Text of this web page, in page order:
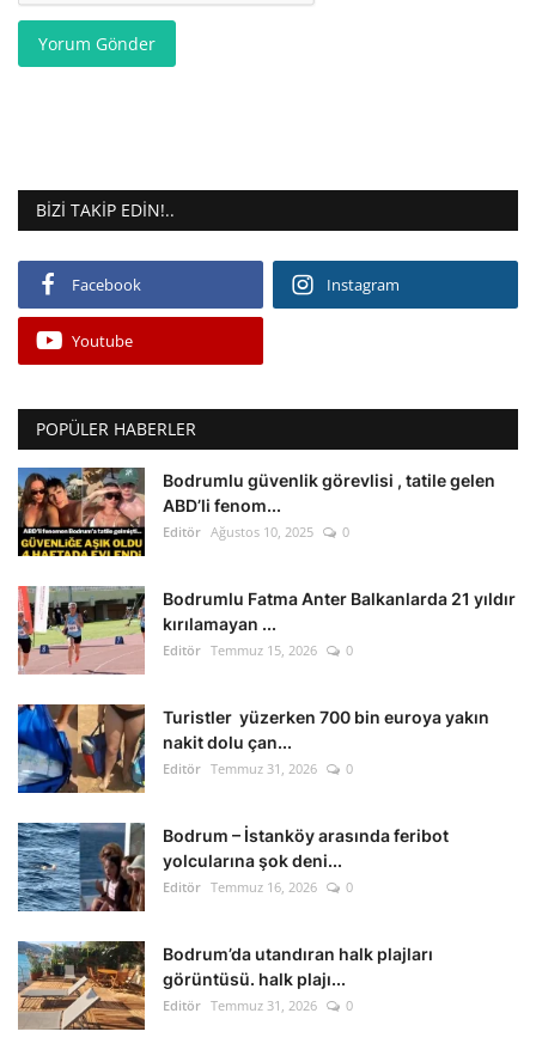
Yorum Gönder
BIZI TAKIP EDIN!..
Facebook Instagram
Youtube
POPÜLER HABERLER
Bodrumlu güvenlik görevlisi , tatile gelen
ABD’li fenom...
Editör Ağustos 10, 2025 0
Bodrumlu Fatma Anter Balkanlarda 21 yıldır
kırılamayan ...
Editör Temmuz 15, 2026 0
Turistler yüzerken 700 bin euroya yakın
nakit dolu çan...
Editör Temmuz 31, 2026 0
Bodrum – İstanköy arasında feribot
yolcularına şok deni...
Editör Temmuz 16, 2026 0
Bodrum’da utandıran halk plajları
görüntüsü. halk plajı...
Editör Temmuz 31, 2026 0